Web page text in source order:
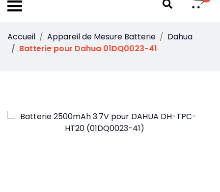
Accueil Appareil de Mesure Batterie
Dahua
Batterie pour Dahua 01DQ0023-41